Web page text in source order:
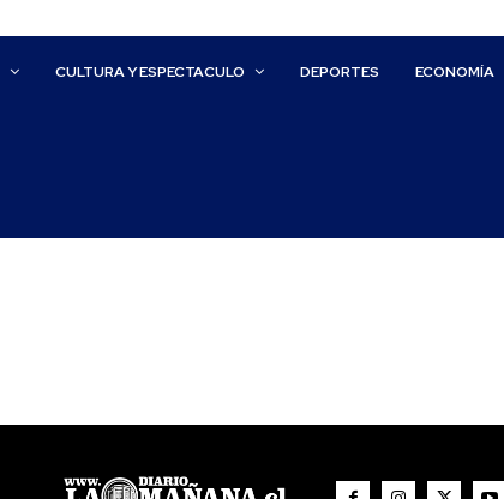
CULTURA Y ESPECTACULO DEPORTES ECONOMÍA